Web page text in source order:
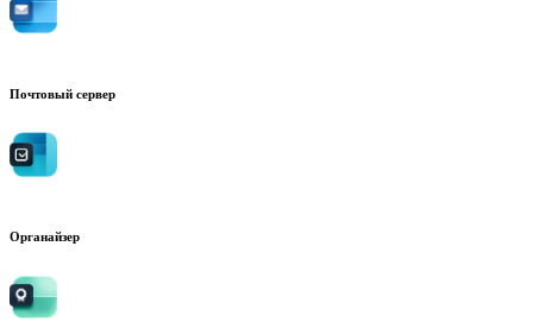
Почтовый сервер
Органайзер